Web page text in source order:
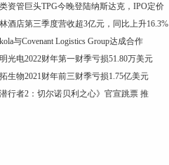
资管巨头TPG今晚登陆纳斯达克，IPO定价
酒店第三季度营收超3亿元，同比上升16.3%
与Covenant Logistics Group达成合作
光电2022财年第一财季亏损51.80万美元
生物2021财年前三财季亏损1.75亿美元
潜行者2：切尔诺贝利之心》官宣跳票 推